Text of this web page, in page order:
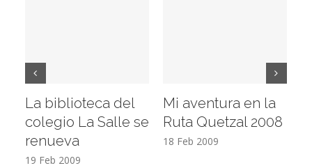
La biblioteca del
colegio La Salle se
renueva
19 Feb 2009
Mi aventura en la
Ruta Quetzal 2008
18 Feb 2009